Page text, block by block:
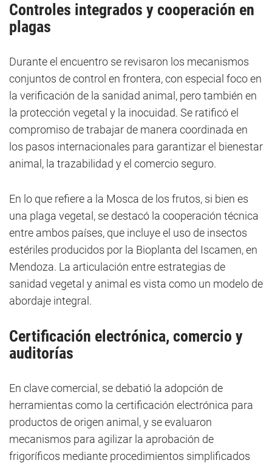
Controles integrados y cooperación en
plagas
Durante el encuentro se revisaron los mecanismos
conjuntos de control en frontera, con especial foco en
la verificación de la sanidad animal, pero también en
la protección vegetal y la inocuidad. Se ratificó el
compromiso de trabajar de manera coordinada en
los pasos internacionales para garantizar el bienestar
animal, la trazabilidad y el comercio seguro.
En lo que refiere a la Mosca de los frutos, si bien es
una plaga vegetal, se destacó la cooperación técnica
entre ambos países, que incluye el uso de insectos
estériles producidos por la Bioplanta del Iscamen, en
Mendoza. La articulación entre estrategias de
sanidad vegetal y animal es vista como un modelo de
abordaje integral.
Certificación electrónica, comercio y
auditorías
En clave comercial, se debatió la adopción de
herramientas como la certificación electrónica para
productos de origen animal, y se evaluaron
mecanismos para agilizar la aprobación de
frigoríficos mediante procedimientos simplificados